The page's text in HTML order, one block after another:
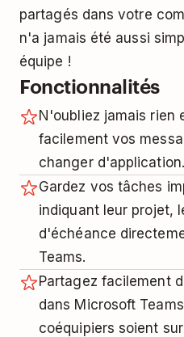
partagés dans votre
n'a jamais été aussi
équipe !
Fonctionnalités
N'oubliez jamais rien
facilement vos
changer d'application.
Gardez vos tâches
indiquant leur projet,
d'échéance
Teams.
Partagez facilement
dans Microsoft
coéquipiers soient